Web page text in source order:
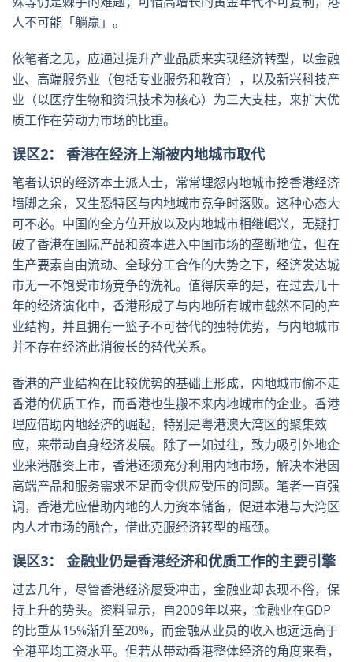
人不可能「躺赢」。
依笔者之见，应通过提升产业品质来实现经济转型，以金融
业、高端服务业（包括专业服务和教育），以及新兴科技产
业（以医疗生物和资讯技术为核心）为三大支柱，来扩大优
质工作在劳动力市场的比重。
误区2： 香港在经济上渐被内地城市取代
笔者认识的经济本土派人士，常常埋怨内地城市挖香港经济
墙脚之余，又生恐特区与内地城市竞争时落败。这种心态大
可不必。中国的全方位开放以及内地城市相继崛兴，无疑打
破了香港在国际产品和资本进入中国市场的垄断地位，但在
生产要素自由流动、全球分工合作的大势之下，经济发达城
市无一不饱受市场竞争的洗礼。值得庆幸的是，在过去几十
年的经济演化中，香港形成了与内地所有城市截然不同的产
业结构，并且拥有一篮子不可替代的独特优势，与内地城市
并不存在经济此消彼长的替代关系。
香港的产业结构在比较优势的基础上形成，内地城市偷不走
香港的优质工作，而香港也生搬不来内地城市的企业。香港
理应借助内地经济的崛起，特别是粤港澳大湾区的聚集效
应，来带动自身经济发展。除了一如过往，致力吸引外地企
业来港融资上市，香港还须充分利用内地市场，解决本港因
高端产品和服务需求不足而令供应受压的问题。笔者一直强
调，香港尤应借助内地的人力资本储备，促进本港与大湾区
内人才市场的融合，借此克服经济转型的瓶颈。
误区3： 金融业仍是香港经济和优质工作的主要引擎
过去几年，尽管香港经济屡受冲击，金融业却表现不俗，保
持上升的势头。资料显示，自2009年以来，金融业在GDP
的比重从15%渐升至20%，而金融从业员的收入也远远高于
全港平均工资水平。但若从带动香港整体经济的角度来看，